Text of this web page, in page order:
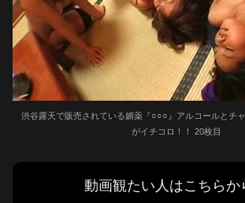
渋谷露天で販売されている媚薬『○○○』アルコールとチ
がイチコロ！！ 20枚目
動画観たい人はこちらか